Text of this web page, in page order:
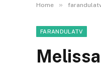
Home »
FARANDULATV